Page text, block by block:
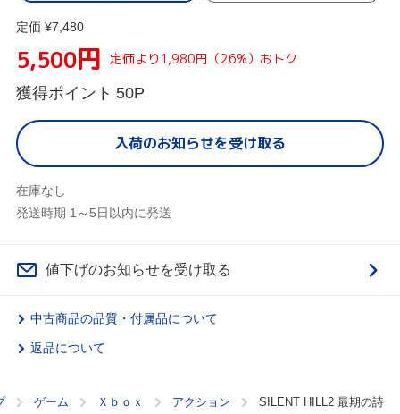
定価 ¥7,480
5,500円 定価より1,980円（26%）おトク
獲得ポイント 50P
入荷のお知らせを受け取る
在庫なし
発送時期 1～5日以内に発送
値下げのお知らせを受け取る
中古商品の品質・付属品について
返品について
ゲーム Ｘｂｏｘ アクション SILENT HILL2 最期の詩